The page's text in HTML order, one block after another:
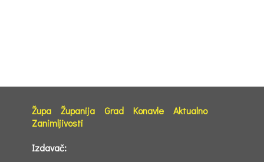
Župa Županija Grad Konavle
Aktualno
Zanimljivosti
Izdavač: